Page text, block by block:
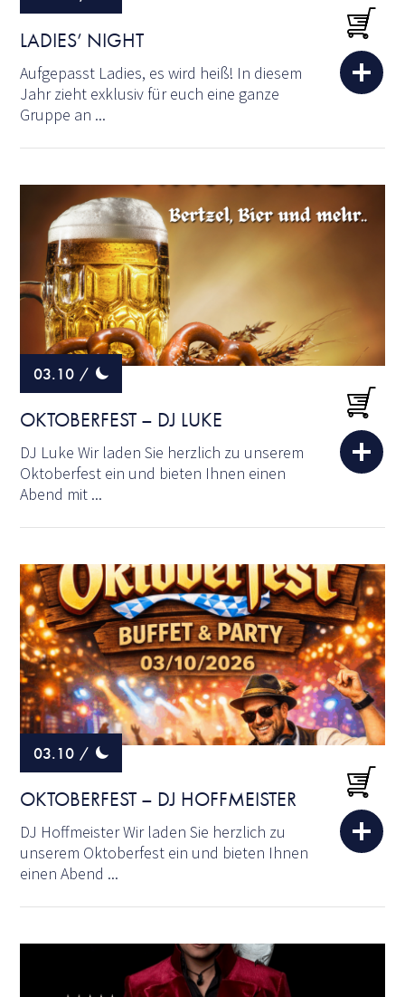
LADIES’ NIGHT
Aufgepasst Ladies, es wird heiß! In diesem
Jahr zieht exklusiv für euch eine ganze
Gruppe an ...
03.10 /
OKTOBERFEST – DJ LUKE
DJ Luke Wir laden Sie herzlich zu unserem
Oktoberfest ein und bieten Ihnen einen
Abend mit ...
03.10 /
OKTOBERFEST – DJ HOFFMEISTER
DJ Hoffmeister Wir laden Sie herzlich zu
unserem Oktoberfest ein und bieten Ihnen
einen Abend ...